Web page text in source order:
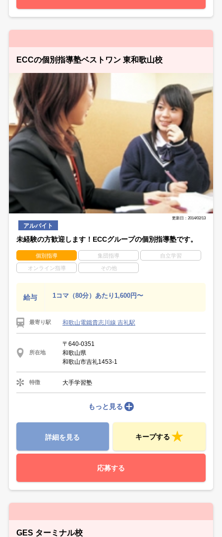
ECCの個別指導塾ベストワン 東和歌山校
更新日：2014/02/13
アルバイト
未経験の方歓迎します！ECCグループの個別指導塾です。
個別指導 集団指導 自立学習
オンライン指導 その他
給与 1コマ（80分）あたり1,600円〜
最寄り駅 和歌山電鐵貴志川線 吉礼駅
所在地
〒640-0351
和歌山県
和歌山市吉礼1453-1
特徴 大手学習塾
もっと見る
詳細を見る キープする
応募する
GES ターミナル校